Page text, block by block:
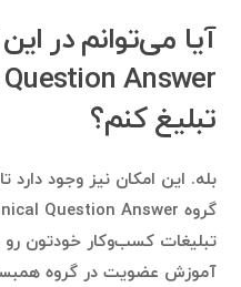
تبلیغ کنم؟
بله. این امکان نیز وجود دارد
تبلیغات کسب‌وکار خودتون
آموزش عضویت در گروه